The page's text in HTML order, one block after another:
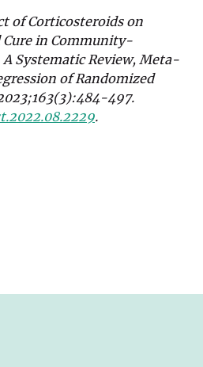
of Corticosteroids on
in Community-
Systematic Review, Meta-
of Randomized
497.
.